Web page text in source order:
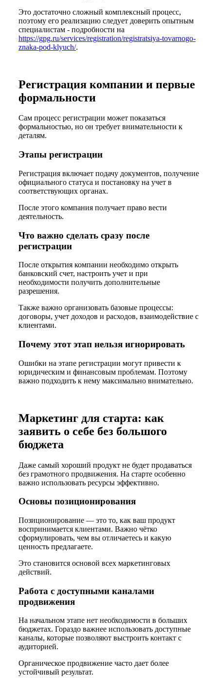
Это достаточно сложный комплексный процесс,
поэтому его реализацию следует доверить опытным
специалистам - подробности на
https://gpg.ru/services/registration/registratsiya-tovarnogo-
znaka-pod-klyuch/.
Регистрация компании и первые
формальности
Сам процесс регистрации может показаться
формальностью, но он требует внимательности к
деталям.
Этапы регистрации
Регистрация включает подачу документов, получение
официального статуса и постановку на учет в
соответствующих органах.
После этого компания получает право вести
деятельность.
Что важно сделать сразу после
регистрации
После открытия компании необходимо открыть
банковский счет, настроить учет и при
необходимости получить дополнительные
разрешения.
Также важно организовать базовые процессы:
договоры, учет доходов и расходов, взаимодействие с
клиентами.
Почему этот этап нельзя игнорировать
Ошибки на этапе регистрации могут привести к
юридическим и финансовым проблемам. Поэтому
важно подходить к нему максимально внимательно.
Маркетинг для старта: как
заявить о себе без большого
бюджета
Даже самый хороший продукт не будет продаваться
без грамотного продвижения. На старте особенно
важно использовать ресурсы эффективно.
Основы позиционирования
Позиционирование — это то, как ваш продукт
воспринимается клиентами. Важно чётко
сформулировать, чем вы отличаетесь и какую
ценность предлагаете.
Это становится основой всех маркетинговых
действий.
Работа с доступными каналами
продвижения
На начальном этапе нет необходимости в больших
бюджетах. Гораздо важнее использовать доступные
каналы, которые позволяют выстроить контакт с
аудиторией.
Органическое продвижение часто дает более
устойчивый результат.